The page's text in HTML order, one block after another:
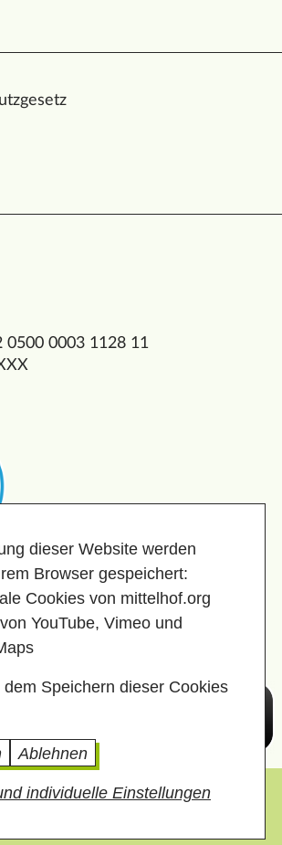
0500 0003 1128 11
dieser Website werden
Browser gespeichert:
Cookies von mittelhof.org
YouTube, Vimeo und
dem Speichern dieser Cookies
Ablehnen
individuelle Einstellungen